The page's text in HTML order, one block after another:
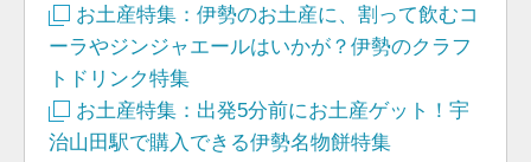
お土産特集：伊勢のお土産に、割って飲むコ
ーラやジンジャエールはいかが？伊勢のクラフ
トドリンク特集
お土産特集：出発5分前にお土産ゲット！宇
治山田駅で購入できる伊勢名物餅特集